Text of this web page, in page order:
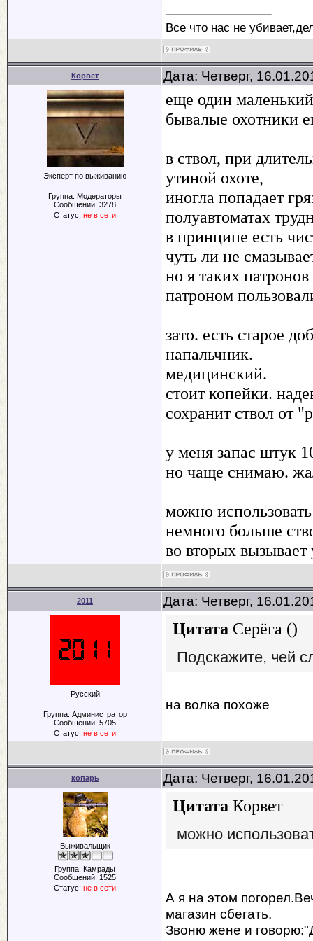
Все что нас не
Корвет Дата: Четверг,
Эксперт по выживанию
Группа: Модераторы
Сообщений: 3278
Статус: не в сети
еще один
бывалые охотники
в ствол, при
утиной охоте,
иногла попадает
полуавтоматах
в принципе есть
чуть ли не
но я таких
патроном
зато. есть старое
напальчник.
медицинский.
стоит копейки.
сохранит ствол от
у меня запас штук
но чаще снимаю.
можно
немного больше
во вторых
2011 Дата: Четверг,
Русский
Группа: Администратор
Сообщений: 5705
Статус: не в сети
Цитата Серёга ()
Подскажите, чей
на волка похоже
копарь Дата: Четверг,
Выживальщик
Группа: Камрады
Сообщений: 1525
Статус: не в сети
Цитата Корвет
можно
А я на этом
магазин сбегать.
Звоню жене и